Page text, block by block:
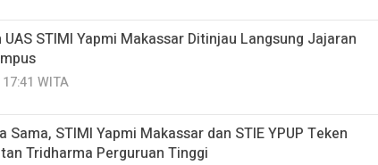
UAS STIMI Yapmi Makassar Ditinjau Langsung Jajaran
WITA
Sama, STIMI Yapmi Makassar dan STIE YPUP Teken
Tridharma Perguruan Tinggi